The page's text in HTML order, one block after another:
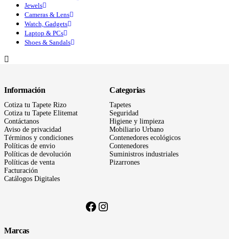
Jewels
Cameras & Lens
Watch, Gadgets
Laptop & PCs
Shoes & Sandals
Información
Cotiza tu Tapete Rizo
Cotiza tu Tapete Elitemat
Contáctanos
Aviso de privacidad
Términos y condiciones
Políticas de envio
Políticas de devolución
Políticas de venta
Facturación
Catálogos Digitales
Facebook
Instagram
Categorias
Tapetes
Seguridad
Higiene y limpieza
Mobiliario Urbano
Contenedores ecológicos
Contenedores
Suministros industriales
Pizarrones
Marcas